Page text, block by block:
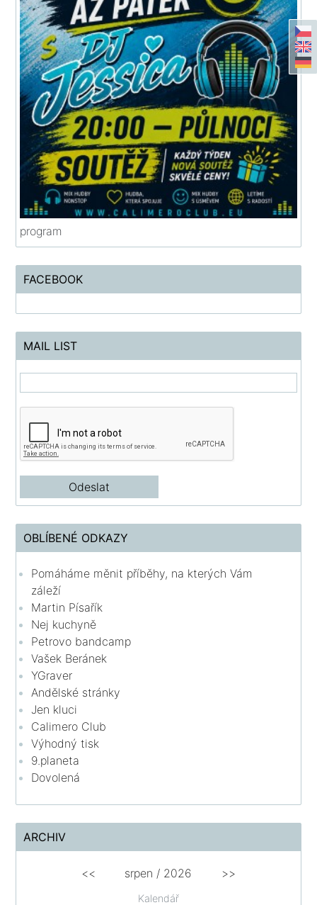
program
FACEBOOK
MAIL LIST
OBLÍBENÉ ODKAZY
Pomáháme měnit příběhy, na kterých Vám
záleží
Martin Písařík
Nej kuchyně
Petrovo bandcamp
Vašek Beránek
YGraver
Andělské stránky
Jen kluci
Calimero Club
Výhodný tisk
9.planeta
Dovolená
ARCHIV
Kalendář
<< srpen / 2026 >>